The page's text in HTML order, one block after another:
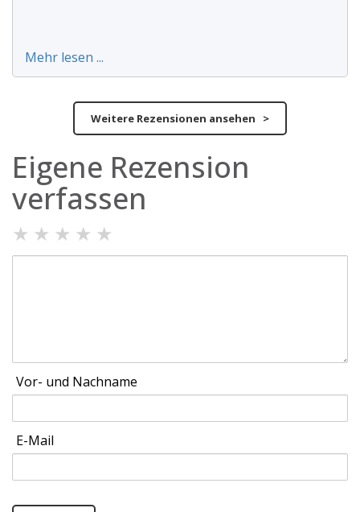
Mehr lesen ...
Weitere Rezensionen ansehen >
Eigene Rezension
verfassen
★ ★ ★ ★ ★
Vor- und Nachname
E-Mail